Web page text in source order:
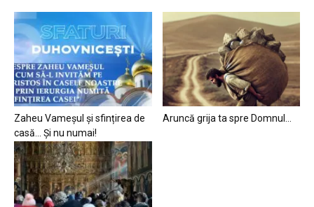
Zaheu Vameșul și sfințirea de
casă… Și nu numai!
Aruncă grija ta spre Domnul…